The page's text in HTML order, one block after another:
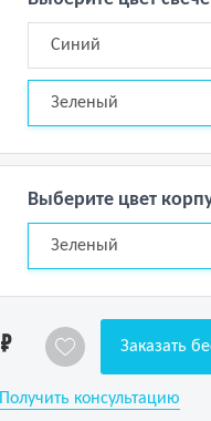
Синий
Зеленый
Выберите цвет
Зеленый
1 Заказать
Получить консультацию